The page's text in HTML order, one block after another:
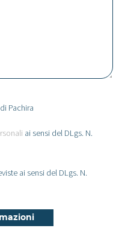
Pachira
ai sensi del DLgs. N.
ai sensi del DLgs. N.